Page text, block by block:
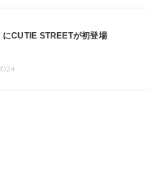
にCUTIE STREETが初登場